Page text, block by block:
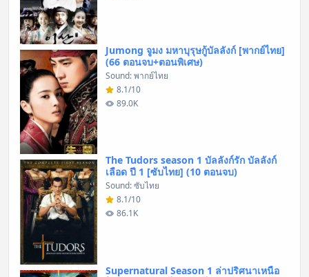
Jumong จูมง มหาบุรุษกู้บัลลังก์ [พากย์ไทย]
(66 ตอนจบ+ตอนพิเศษ)
Sound: พากย์ไทย
8.1/10
89.0K
The Tudors season 1 บัลลังก์รัก บัลลังก์
เลือด ปี 1 [ซับไทย] (10 ตอนจบ)
Sound: ซับไทย
8.1/10
86.1K
Supernatural Season 1 ล่าปริศนาเหนือ